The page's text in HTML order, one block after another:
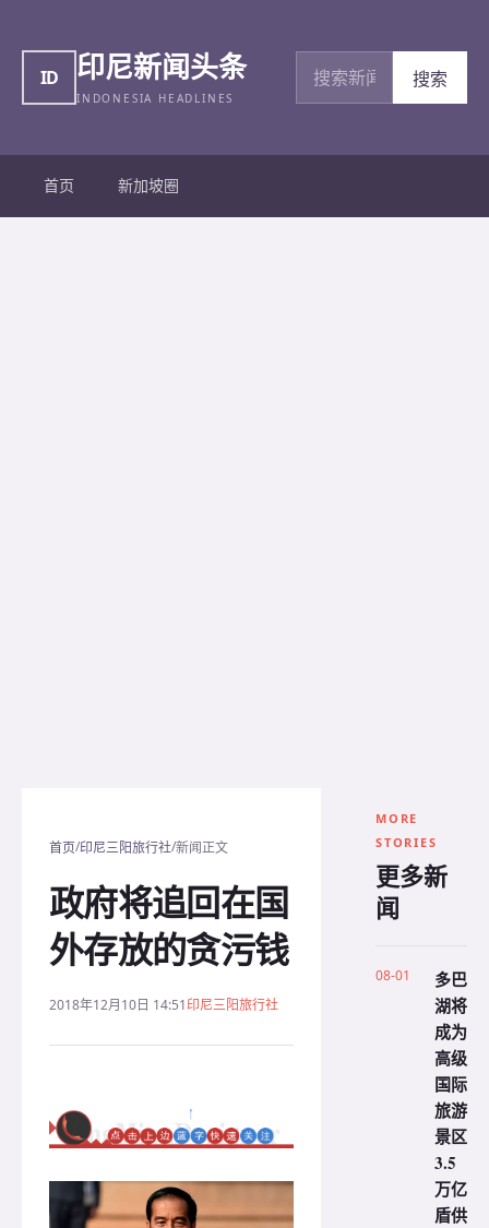
ID 印尼新闻头条
INDONESIA HEADLINES
搜索新闻
搜索
首页 新加坡圈
首页/印尼三阳旅行社/新闻正文
政府将追回在国
外存放的贪污钱
2018年12月10日 14:51印尼三阳旅行社
MORE
STORIES
更多新
闻
08-01
多巴
湖将
成为
高级
国际
旅游
景区
3.5
万亿
盾供